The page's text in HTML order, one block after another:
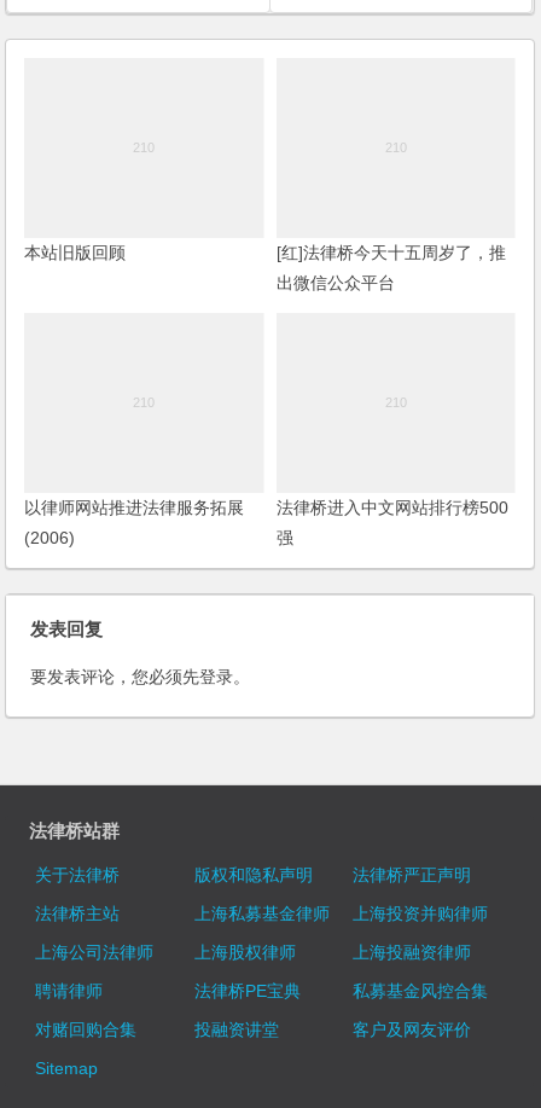
本站旧版回顾
[红]法律桥今天十五周岁了，推
出微信公众平台
以律师网站推进法律服务拓展
(2006)
法律桥进入中文网站排行榜500
强
发表回复
要发表评论，您必须先登录。
法律桥站群
关于法律桥 版权和隐私声明
法律桥严正声明
法律桥主站
上海私募基金律师
上海投资并购律师
上海公司法律师
上海股权律师
上海投融资律师
聘请律师
法律桥PE宝典
私募基金风控合集
对赌回购合集
投融资讲堂
客户及网友评价
Sitemap